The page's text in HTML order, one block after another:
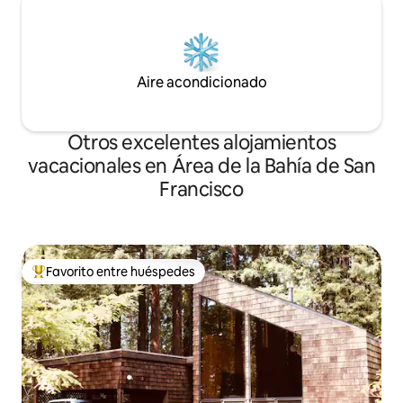
Aire acondicionado
Otros excelentes alojamientos
vacacionales en Área de la Bahía de San
Francisco
De los mejores en Favorito entre huéspedes
Favorito entre huéspedes